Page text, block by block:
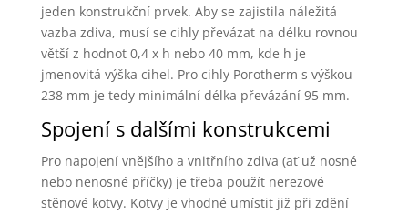
jeden konstrukční prvek. Aby se zajistila náležitá
vazba zdiva, musí se cihly převázat na délku rovnou
větší z hodnot 0,4 x h nebo 40 mm, kde h je
jmenovitá výška cihel. Pro cihly Porotherm s výškou
238 mm je tedy minimální délka převázání 95 mm.
Spojení s dalšími konstrukcemi
Pro napojení vnějšího a vnitřního zdiva (ať už nosné
nebo nenosné příčky) je třeba použít nerezové
stěnové kotvy. Kotvy je vhodné umístit již při zdění